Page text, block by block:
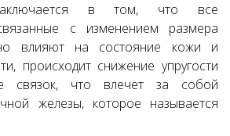
в том, что все
с изменением размера
влияют на состояние кожи и
происходит снижение упругости
связок, что влечет за собой
железы, которое называется